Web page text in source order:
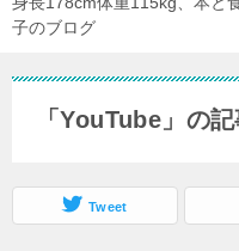
子のブログ
「YouTube」の
Tweet